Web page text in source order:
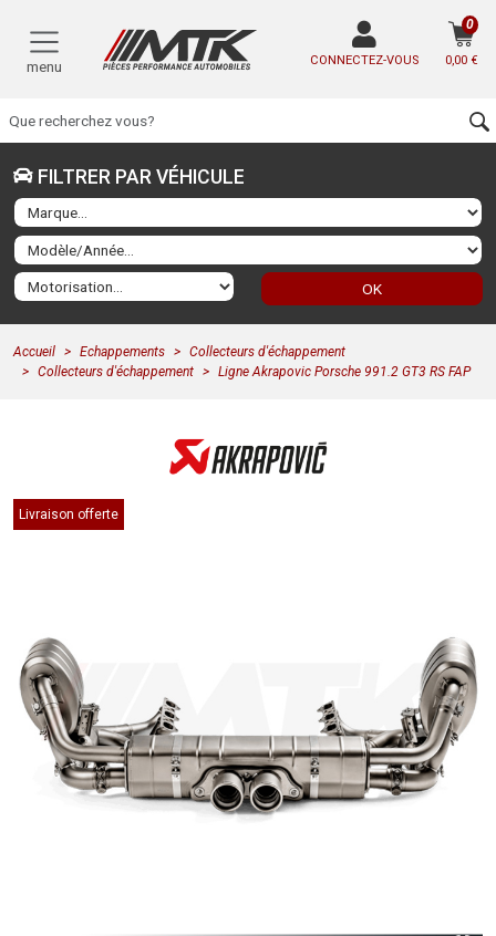
menu CONNECTEZ-VOUS 0,00 €
0
FILTRER PAR VÉHICULE
OK
Accueil Echappements
Collecteurs d'échappement
Collecteurs d'échappement
Ligne Akrapovic Porsche 991.2 GT3 RS FAP
Livraison offerte